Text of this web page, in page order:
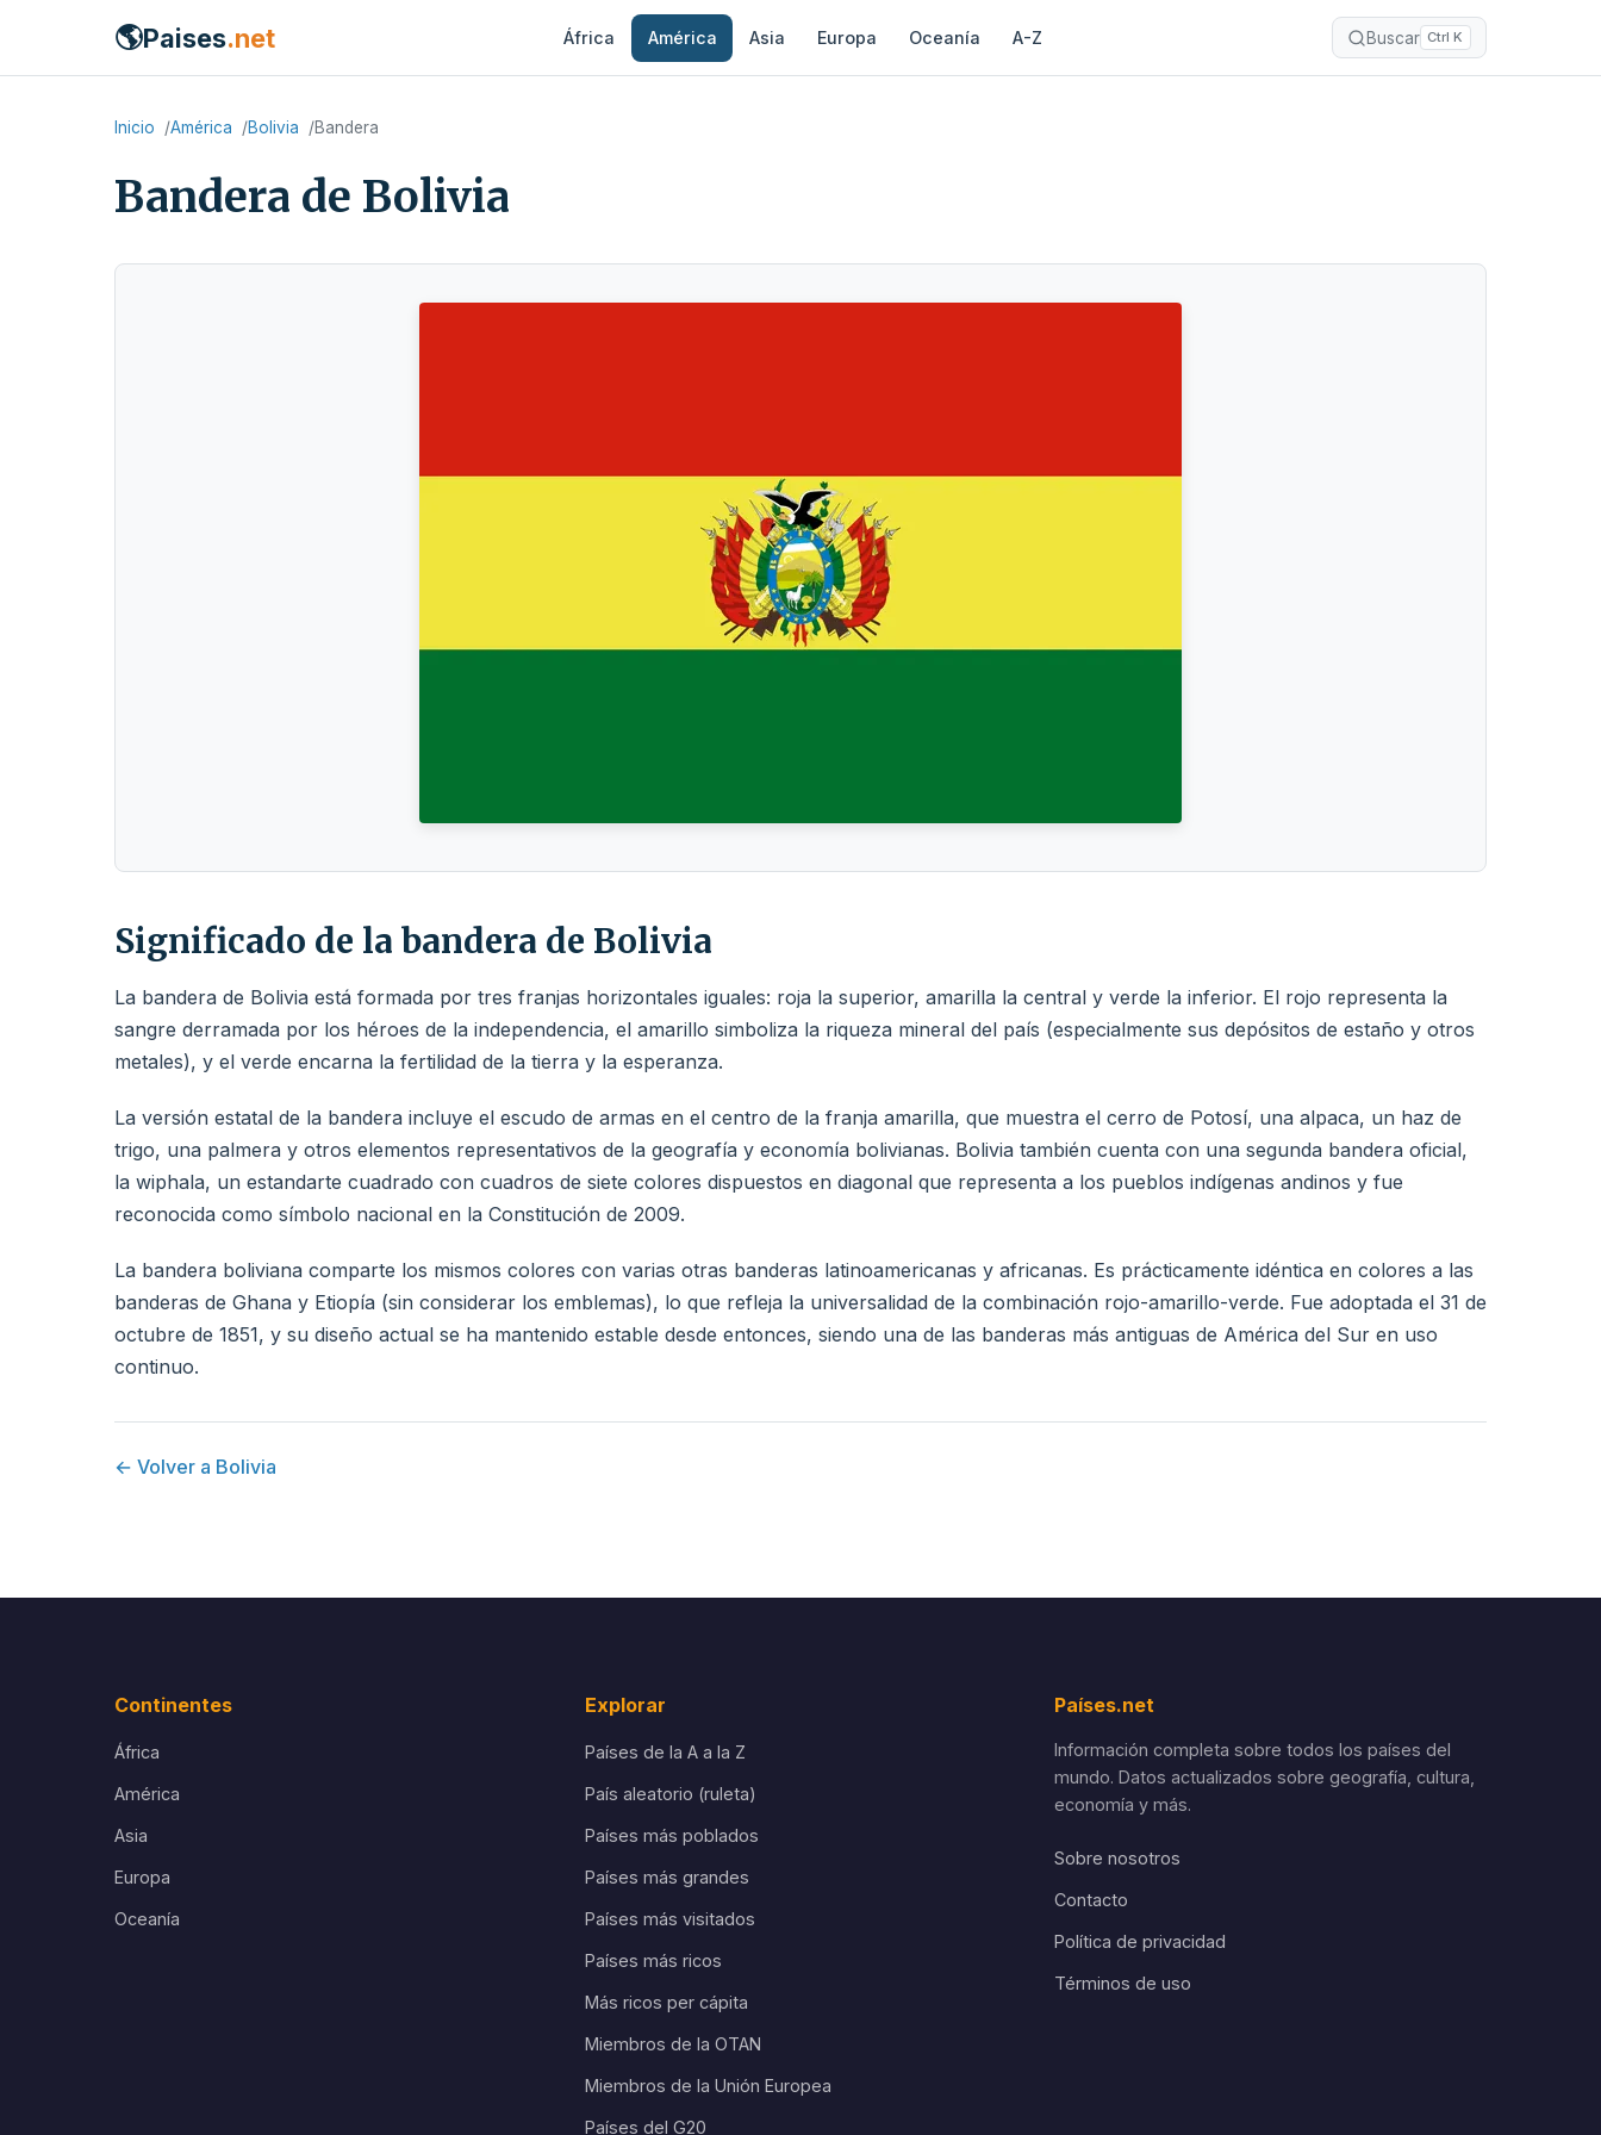
🌎Paises.net África América Asia Europa Oceanía A-Z Buscar Ctrl K
Inicio América Bolivia Bandera
Bandera de Bolivia
Significado de la bandera de Bolivia
La bandera de Bolivia está formada por tres franjas horizontales iguales: roja la superior, amarilla la central y verde la inferior. El rojo representa la
sangre derramada por los héroes de la independencia, el amarillo simboliza la riqueza mineral del país (especialmente sus depósitos de estaño y otros
metales), y el verde encarna la fertilidad de la tierra y la esperanza.
La versión estatal de la bandera incluye el escudo de armas en el centro de la franja amarilla, que muestra el cerro de Potosí, una alpaca, un haz de
trigo, una palmera y otros elementos representativos de la geografía y economía bolivianas. Bolivia también cuenta con una segunda bandera oficial,
la wiphala, un estandarte cuadrado con cuadros de siete colores dispuestos en diagonal que representa a los pueblos indígenas andinos y fue
reconocida como símbolo nacional en la Constitución de 2009.
La bandera boliviana comparte los mismos colores con varias otras banderas latinoamericanas y africanas. Es prácticamente idéntica en colores a las
banderas de Ghana y Etiopía (sin considerar los emblemas), lo que refleja la universalidad de la combinación rojo-amarillo-verde. Fue adoptada el 31 de
octubre de 1851, y su diseño actual se ha mantenido estable desde entonces, siendo una de las banderas más antiguas de América del Sur en uso
continuo.
← Volver a Bolivia
Continentes
África
América
Asia
Europa
Oceanía
Explorar
Países de la A a la Z
País aleatorio (ruleta)
Países más poblados
Países más grandes
Países más visitados
Países más ricos
Más ricos per cápita
Miembros de la OTAN
Miembros de la Unión Europea
Países del G20
Países.net
Información completa sobre todos los países del
mundo. Datos actualizados sobre geografía, cultura,
economía y más.
Sobre nosotros
Contacto
Política de privacidad
Términos de uso